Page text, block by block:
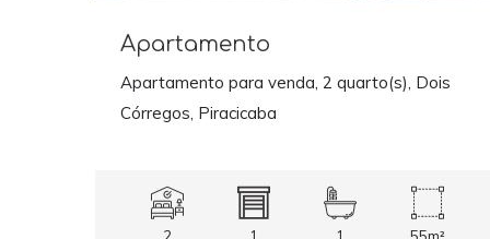
Apartamento
Apartamento para venda, 2 quarto(s), Dois
Córregos, Piracicaba